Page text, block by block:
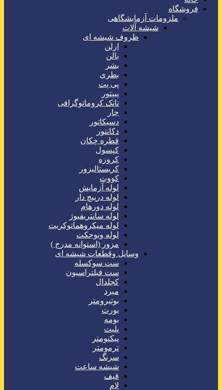
فروشگاه
ملزومات آزمایشگاهی
شیشه آلات
ظروف شیشه ای
ارلن
بالن
بشر
بطری
پی پت
پیپتور
تانک کروماتوگرافی
جار
دسیکاتور
دکانتور
قطره چکان
کپسول
کروزه
کریستالیزور
کووت
لوله آزمایش
لوله درپیچ دار
لوله دورهام
لوله سانتریفیوژ
لوله میکروهماتوکریت
لوله ونوجکت
مزور (استوانه مدرج )
وسایل وقطعات شیشه ای
ست سوکسله
ست فیلتراسیون
کجلدال
مبرد
بوتیرومتر
بورت
بومه
پلیت
پیکنومتر
ترمومتر
سرنگ
شیشه ساعت
قیف
لام